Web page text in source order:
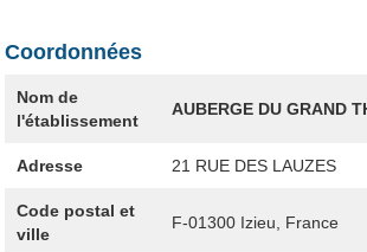
Coordonnées
Nom de
l'établissement
AUBERGE DU GRAND
Adresse 21 RUE DES LAUZES
Code postal et
ville
F-01300 Izieu, France